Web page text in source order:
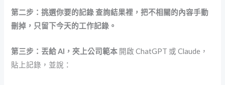
第二步：挑選你要的記錄 查詢結果裡，把不相關的內容手動
刪掉，只留下今天的工作記錄。
第三步：丟給 AI，夾上公司範本 開啟 ChatGPT 或 Claude，
貼上記錄，並說：